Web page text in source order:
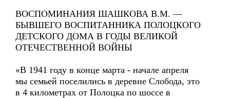
ВОСПОМИНАНИЯ ШАШКОВА В.М. —
БЫВШЕГО ВОСПИТАННИКА ПОЛОЦКОГО
ДЕТСКОГО ДОМА В ГОДЫ ВЕЛИКОЙ
ОТЕЧЕСТВЕННОЙ ВОЙНЫ
«В 1941 году в конце марта - начале апреля
мы семьей поселились в деревне Слобода, это
в 4 километрах от Полоцка по шоссе в